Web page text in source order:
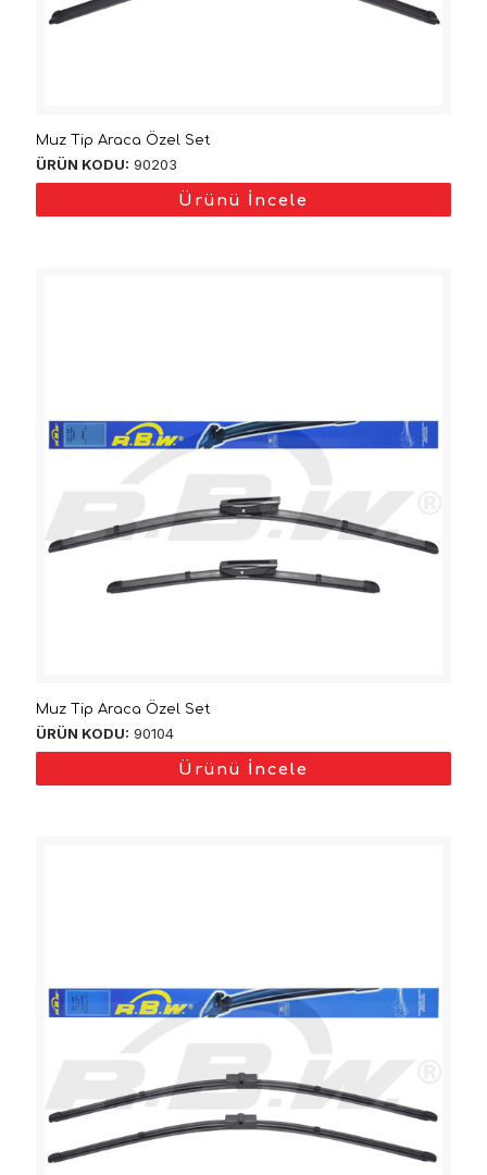
Muz Tip Araca Özel Set
ÜRÜN KODU: 90203
Ürünü İncele
Muz Tip Araca Özel Set
ÜRÜN KODU: 90104
Ürünü İncele